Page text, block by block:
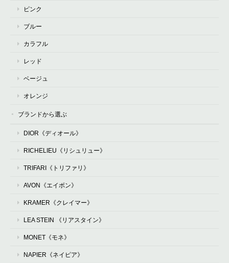
ピンク
ブルー
カラフル
レッド
ベージュ
オレンジ
ブランドから選ぶ
DIOR《ディオール》
RICHELIEU《リシュリュー》
TRIFARI《トリファリ》
AVON《エイボン》
KRAMER《クレイマー》
LEA STEIN 《リアスタイン》
MONET《モネ》
NAPIER《ネイピア》